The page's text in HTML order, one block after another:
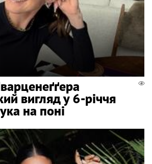
вигляд у 6-річчя
на поні